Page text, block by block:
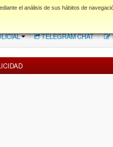
el análisis de sus hábitos de
Descargas
/ TELEGRAM CHAT /